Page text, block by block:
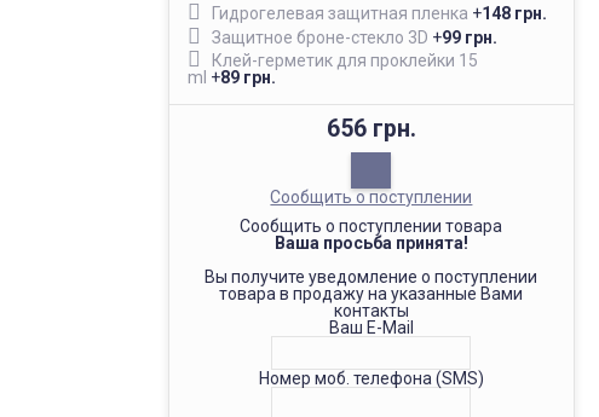
Гидрогелевая защитная пленка +148 грн.
Защитное броне-стекло 3D +99 грн.
Клей-герметик для проклейки 15
ml +89 грн.
656 грн.
Сообщить о поступлении
Сообщить о поступлении товара
Ваша просьба принята!
Вы получите уведомление о поступлении
товара в продажу на указанные Вами
контакты
Ваш E-Mail
Номер моб. телефона (SMS)